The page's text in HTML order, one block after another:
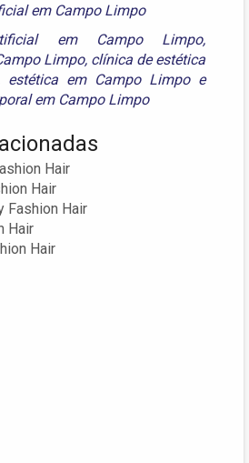
em Campo Limpo
em Campo Limpo,
Limpo, clínica de estética
estética em Campo Limpoe
em Campo Limpo
Hair
Hair
Fashion Hair
Hair
Hair